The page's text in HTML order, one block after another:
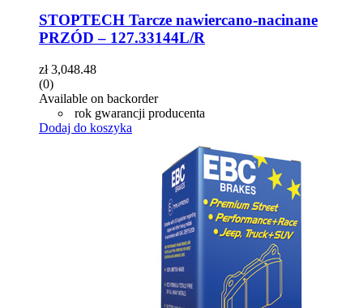
STOPTECH Tarcze nawiercano-nacinane
PRZÓD – 127.33144L/R
zł3,048.48
(0)
Available on backorder
rok gwarancji producenta
Dodaj do koszyka